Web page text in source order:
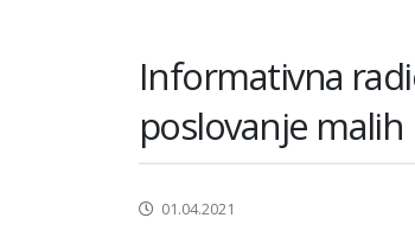
Informativna
poslovanje
01.04.2021